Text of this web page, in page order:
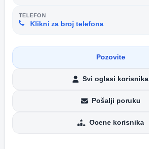
TELEFON
Klikni za broj telefona
Pozovite
Svi oglasi korisnika
Pošalji poruku
Ocene korisnika